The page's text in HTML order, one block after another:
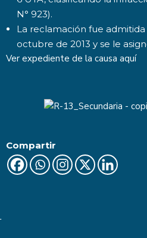
N° 923).
La reclamación fue
octubre de 2013 y se le
Ver expediente de la causa aquí
Compartir